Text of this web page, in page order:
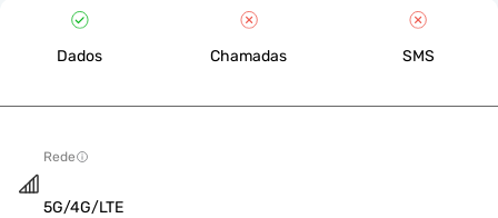
Dados Chamadas SMS
Rede
5G/4G/LTE